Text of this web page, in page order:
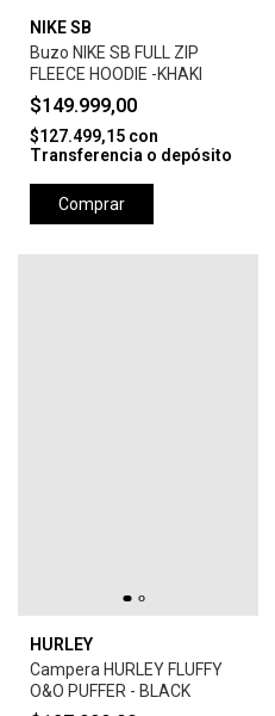
NIKE SB
Buzo NIKE SB FULL ZIP
FLEECE HOODIE -KHAKI
$149.999,00
$127.499,15 con
Transferencia o depósito
Comprar
HURLEY
Campera HURLEY FLUFFY
O&O PUFFER - BLACK